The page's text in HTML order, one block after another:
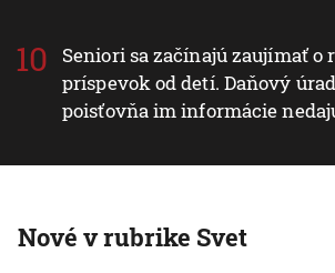
Seniori sa začínajú zaujímať o
príspevok od detí. Daňový
poisťovňa im informácie
Nové v rubrike Svet